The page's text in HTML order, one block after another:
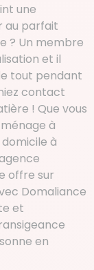
une
au parfait
? Un membre
et il
tout pendant
contact
! Que vous
à
à
offre sur
Domaliance
et
en